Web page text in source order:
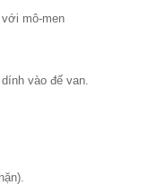
mô-men
vào đế van.